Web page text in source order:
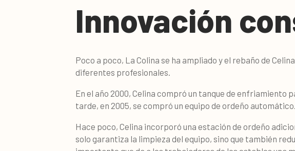
Innovación
Poco a poco, La Colina se ha ampliado y el rebaño de
diferentes profesionales.
En el año 2000, Celina compró un tanque de enfriamiento
tarde, en 2005, se compró un equipo de ordeño automático.
Hace poco, Celina incorporó una estación de ordeño
solo garantiza la limpieza del equipo, sino que también